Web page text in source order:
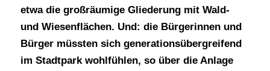
etwa die großräumige Gliederung mit Wald-
und Wiesenflächen. Und: die Bürgerinnen und
Bürger müssten sich generationsübergreifend
im Stadtpark wohlfühlen, so über die Anlage